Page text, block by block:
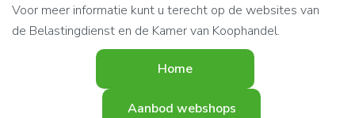
Voor meer informatie kunt u terecht op de websites van
de Belastingdienst en de Kamer van Koophandel.
Home
Aanbod webshops